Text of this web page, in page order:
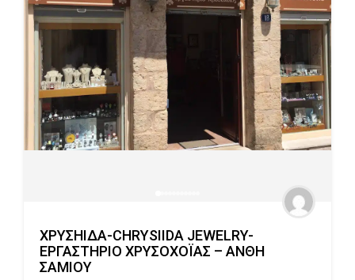
ΧΡΥΣΗΙΔΑ-CHRYSIIDA JEWELRY-
ΕΡΓΑΣΤΗΡΙΟ ΧΡΥΣΟΧΟΪΑΣ – ΑΝΘΗ
ΣΑΜΙΟΥ